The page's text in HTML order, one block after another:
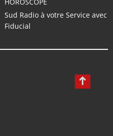
Sud Radio à votre Service avec
Fiducial